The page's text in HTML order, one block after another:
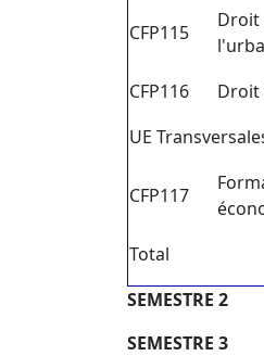
CFP115
Droit
CFP116 Droit
UE
CFP117
Total
SEMESTRE 2
SEMESTRE 3